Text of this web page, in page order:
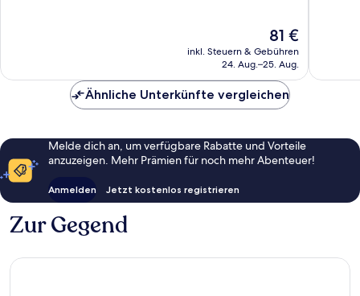
Der
Preis
beträgt
81 €
inkl. Steuern & Gebühren
24. Aug.–25. Aug.
Ähnliche Unterkünfte vergleichen
Melde dich an, um verfügbare Rabatte und Vorteile
anzuzeigen. Mehr Prämien für noch mehr Abenteuer!
Anmelden Jetzt kostenlos registrieren
Zur Gegend